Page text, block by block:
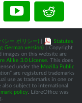
シー ポリシー)
Statutes
German version)
| Copyright
images on this website are
Alike 3.0 License. This does
under the Mozilla Public
are registered trademarks
use as trademarks in one or
subject to international
policy. LibreOffice was